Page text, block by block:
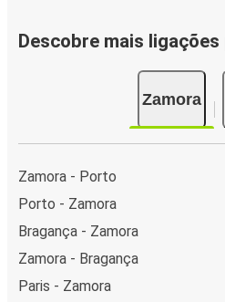
Descobre mais
Zamora
Zamora - Porto
Porto - Zamora
Bragança - Zamora
Zamora - Bragança
Paris - Zamora